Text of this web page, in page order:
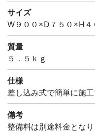
サイズ
W９００×D７５０×H４
質量
５．５ｋｇ
仕様
差し込み式で簡単に施工
備考
整備料は別途料金となり